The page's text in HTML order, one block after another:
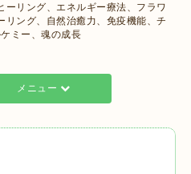
ーリング、エネルギー療法、フラワ
リング、自然治癒力、免疫機能、チ
ミー、魂の成長
メニュー